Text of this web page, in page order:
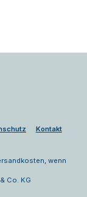
Kontakt
wenn
Co. KG